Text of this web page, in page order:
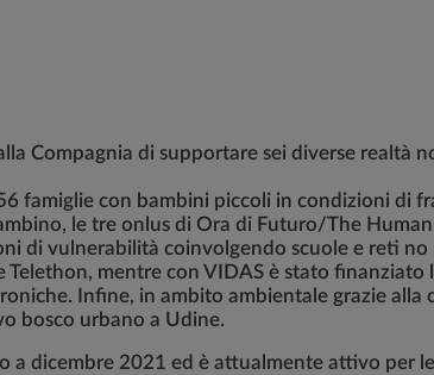
Compagnia di supportare sei diverse realtà
famiglie con bambini piccoli in condizioni di
le tre onlus di Ora di Futuro/The
di vulnerabilità coinvolgendo scuole e reti
mentre con VIDAS è stato
Infine, in ambito ambientale grazie alla
bosco urbano a Udine.
a dicembre 2021 ed è attualmente attivo per